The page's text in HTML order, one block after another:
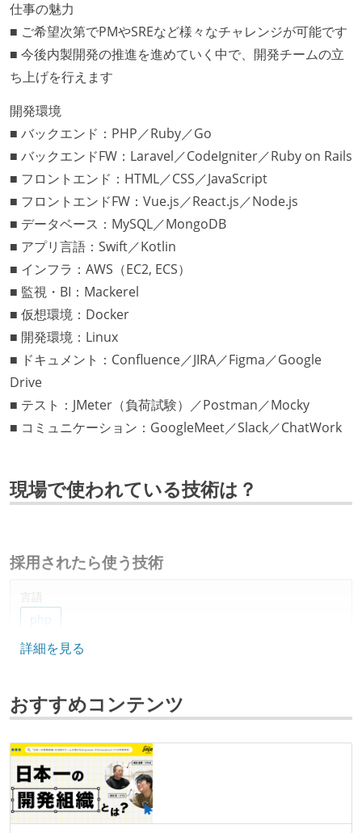
仕事の魅力
■ ご希望次第でPMやSREなど様々なチャレンジが可能です
■ 今後内製開発の推進を進めていく中で、開発チームの立
ち上げを行えます
開発環境
■ バックエンド：PHP／Ruby／Go
■ バックエンドFW：Laravel／CodeIgniter／Ruby on Rails
■ フロントエンド：HTML／CSS／JavaScript
■ フロントエンドFW：Vue.js／React.js／Node.js
■ データベース：MySQL／MongoDB
■ アプリ言語：Swift／Kotlin
■ インフラ：AWS（EC2, ECS）
■ 監視・BI：Mackerel
■ 仮想環境：Docker
■ 開発環境：Linux
■ ドキュメント：Confluence／JIRA／Figma／Google
Drive
■ テスト：JMeter（負荷試験）／Postman／Mocky
■ コミュニケーション：GoogleMeet／Slack／ChatWork
現場で使われている技術は？
採用されたら使う技術
言語
php
フレームワーク
データベース
mysql
mongodb
プロジェクト管理
jira
詳細を見る
おすすめコンテンツ